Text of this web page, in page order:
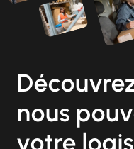
nous
votre